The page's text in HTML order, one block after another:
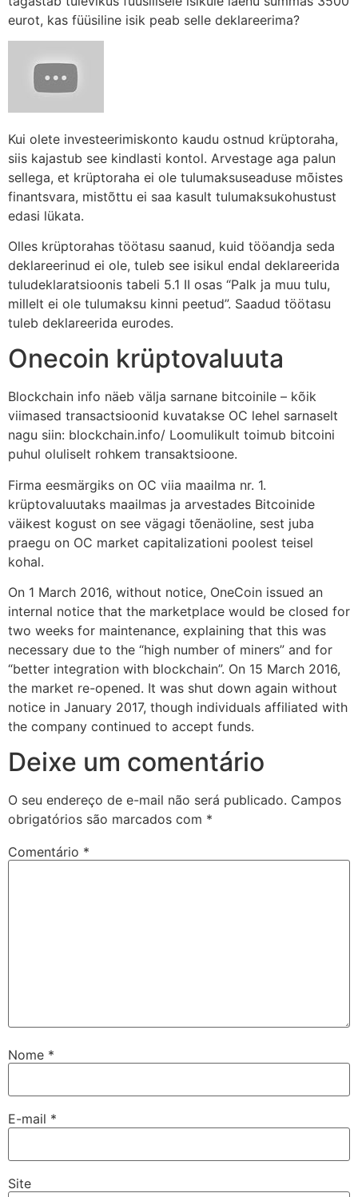
eurot, kas füüsiline isik peab selle deklareerima?
Kui olete investeerimiskonto kaudu ostnud krüptoraha,
siis kajastub see kindlasti kontol. Arvestage aga palun
sellega, et krüptoraha ei ole tulumaksuseaduse mõistes
finantsvara, mistõttu ei saa kasult tulumaksukohustust
edasi lükata.
Olles krüptorahas töötasu saanud, kuid tööandja seda
deklareerinud ei ole, tuleb see isikul endal deklareerida
tuludeklaratsioonis tabeli 5.1 II osas “Palk ja muu tulu,
millelt ei ole tulumaksu kinni peetud”. Saadud töötasu
tuleb deklareerida eurodes.
Onecoin krüptovaluuta
Blockchain info näeb välja sarnane bitcoinile – kõik
viimased transactsioonid kuvatakse OC lehel sarnaselt
nagu siin: blockchain.info/ Loomulikult toimub bitcoini
puhul oluliselt rohkem transaktsioone.
Firma eesmärgiks on OC viia maailma nr. 1.
krüptovaluutaks maailmas ja arvestades Bitcoinide
väikest kogust on see vägagi tõenäoline, sest juba
praegu on OC market capitalizationi poolest teisel
kohal.
On 1 March 2016, without notice, OneCoin issued an
internal notice that the marketplace would be closed for
two weeks for maintenance, explaining that this was
necessary due to the “high number of miners” and for
“better integration with blockchain”. On 15 March 2016,
the market re-opened. It was shut down again without
notice in January 2017, though individuals affiliated with
the company continued to accept funds.
Deixe um comentário
O seu endereço de e-mail não será publicado. Campos
obrigatórios são marcados com *
Comentário *
Nome *
E-mail *
Site